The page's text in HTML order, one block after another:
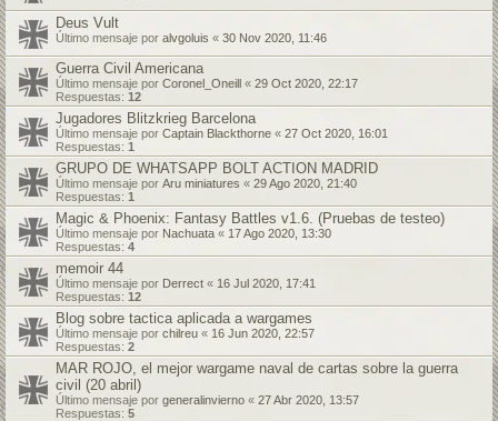
Deus Vult
Último mensaje por alvgoluis « 30 Nov 2020, 11:46
Guerra Civil Americana
Último mensaje por Coronel_Oneill « 29 Oct 2020, 22:17
Respuestas: 12
Jugadores Blitzkrieg Barcelona
Último mensaje por Captain Blackthorne « 27 Oct 2020, 16:01
Respuestas: 1
GRUPO DE WHATSAPP BOLT ACTION MADRID
Último mensaje por Aru miniatures « 29 Ago 2020, 21:40
Respuestas: 1
Magic & Phoenix: Fantasy Battles v1.6. (Pruebas de testeo)
Último mensaje por Nachuata « 17 Ago 2020, 13:30
Respuestas: 4
memoir 44
Último mensaje por Derrect « 16 Jul 2020, 17:41
Respuestas: 12
Blog sobre tactica aplicada a wargames
Último mensaje por chilreu « 16 Jun 2020, 22:57
Respuestas: 2
MAR ROJO, el mejor wargame naval de cartas sobre la guerra
civil (20 abril)
Último mensaje por generalinvierno « 27 Abr 2020, 13:57
Respuestas: 5